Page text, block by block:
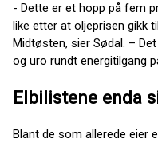
- Dette er et hopp på fem
like etter at oljeprisen gikk
Midtøsten, sier Sødal. –
og uro rundt energitilgang
Elbilistene enda
Blant de som allerede eier